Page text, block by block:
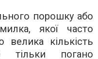
порошку або
якої часто
велика кількість
погано